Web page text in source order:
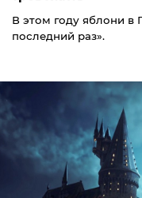
В этом году яблони в
последний раз».